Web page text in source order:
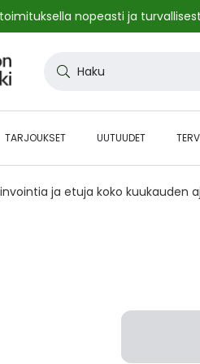
nopeasti ja
TARJOUKSET UUTUUDET
ja etuja koko